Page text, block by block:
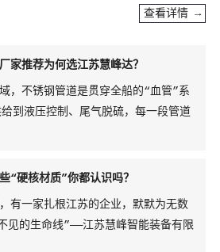
查看详情 →
家推荐为何选江苏慧峰达？
，不锈钢管道是贯穿全船的“血管”系
到液压控制、尾气脱硫，每一段管道
“硬核材质”你都认识吗？
有一家扎根江苏的企业，默默为无数
见的生命线”——江苏慧峰智能装备有限